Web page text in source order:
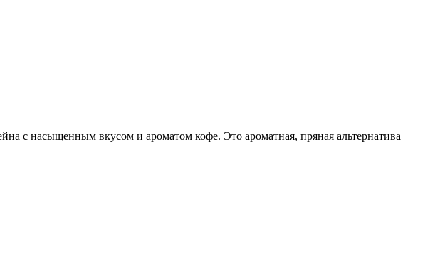
с насыщенным вкусом и ароматом кофе. Это ароматная, пряная альтернатива